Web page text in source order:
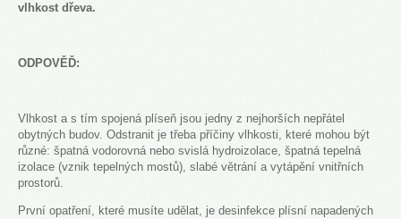
vlhkost dřeva.
ODPOVĚĎ:
Vlhkost a s tím spojená plíseň jsou jedny z nejhorších nepřátel
obytných budov. Odstranit je třeba příčiny vlhkosti, které mohou být
různé: špatná vodorovná nebo svislá hydroizolace, špatná tepelná
izolace (vznik tepelných mostů), slabé větrání a vytápění vnitřních
prostorů.
První opatření, které musíte udělat, je desinfekce plísní napadených